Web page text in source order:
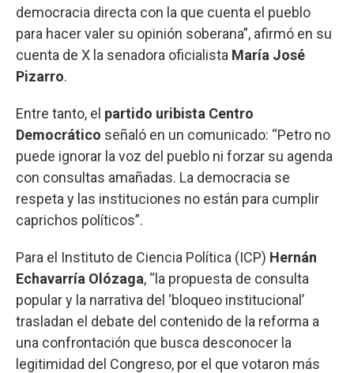
democracia directa con la que cuenta el pueblo
para hacer valer su opinión soberana”, afirmó en su
cuenta de X la senadora oficialista María José
Pizarro.
Entre tanto, el partido uribista Centro
Democrático señaló en un comunicado: “Petro no
puede ignorar la voz del pueblo ni forzar su agenda
con consultas amañadas. La democracia se
respeta y las instituciones no están para cumplir
caprichos políticos”.
Para el Instituto de Ciencia Política (ICP) Hernán
Echavarría Olózaga, “la propuesta de consulta
popular y la narrativa del ‘bloqueo institucional’
trasladan el debate del contenido de la reforma a
una confrontación que busca desconocer la
legitimidad del Congreso, por el que votaron más